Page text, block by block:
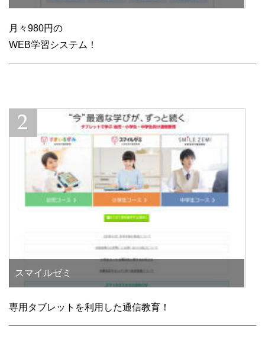
月々980円の
WEB学習システム！
スマイルゼミ
専用タブレットを利用した通信教育！